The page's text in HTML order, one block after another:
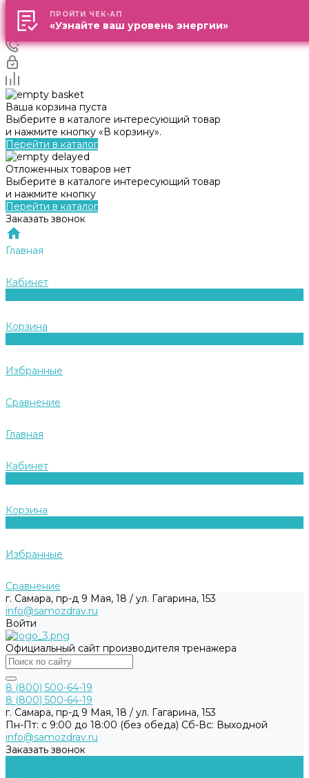
Ваша корзина пуста
Выберите в каталоге интересующий товар
и нажмите кнопку «В корзину».
Перейти в каталог
Отложенных товаров нет
Выберите в каталоге интересующий товар
и нажмите кнопку
Перейти в каталог
Заказать звонок
Главная
Кабинет
Корзина
Избранные
Сравнение
Главная
Кабинет
Корзина
Избранные
Сравнение
г. Самара, пр-д 9 Мая, 18 / ул. Гагарина, 153
info@samozdrav.ru
Войти
Официальный сайт производителя тренажера
8 (800) 500-64-19
8 (800) 500-64-19
г. Самара, пр-д 9 Мая, 18 / ул. Гагарина, 153
Пн-Пт: с 9:00 до 18:00 (без обеда) Cб-Вс: Выходной
info@samozdrav.ru
Заказать звонок
ПРОЙТИ ЧЕК-АП
«Узнайте ваш уровень энергии»
ПРОЙТИ ЧЕК-АП
«Узнайте ваш уровень энергии»